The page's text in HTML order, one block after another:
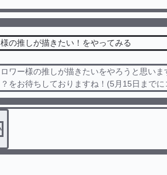
の推しが描きたい！をやってみる
ワー様の推しが描きたいをやろうと思いま
をお待ちしておりますね！(5月15日までに
で)